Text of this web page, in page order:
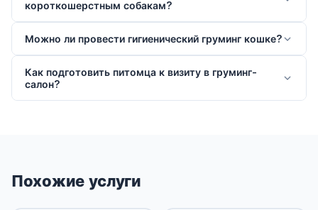
короткошерстным собакам?
Можно ли провести гигиенический груминг кошке?
Как подготовить питомца к визиту в груминг-
салон?
Похожие услуги